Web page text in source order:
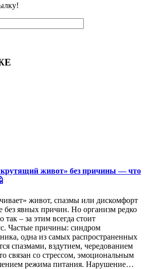
живот» без причины — что
живот, спазмы или дискомфорт
без явных причин. Но организм редко
так – за этим всегда стоит
Частые причины: синдром
одна из самых распространенных
спазмами, вздутием, чередованием
связан со стрессом, эмоциональным
режима питания. Нарушение…